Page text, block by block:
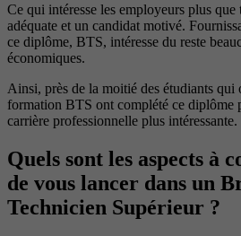
Ce qui intéresse les employeurs plus que
adéquate et un candidat motivé.
ce diplôme, BTS, intéresse du reste
économiques.
Ainsi, près de la moitié des étudiants qui
formation BTS ont complété ce diplôme
carrière professionnelle plus intéressante.
Quels sont les aspects à
de vous lancer dans un
Technicien Supérieur ?